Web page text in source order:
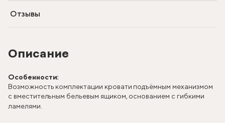
Описание
Особенности:
Возможность комплектации кровати подъёмным механизмом
с вместительным бельевым ящиком, основанием с гибкими
ламелями.
Отзывы